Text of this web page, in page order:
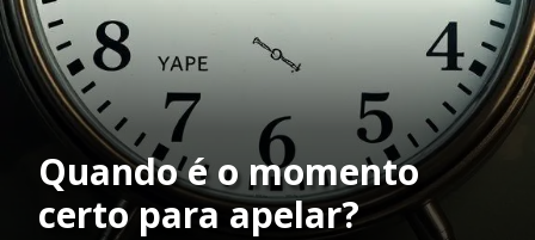
Quando é o momento
certo para apelar?